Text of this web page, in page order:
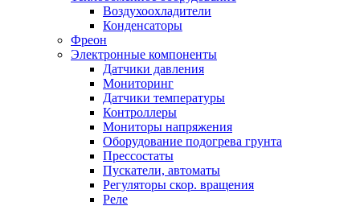
Воздухоохладители
Конденсаторы
Фреон
Электронные компоненты
Датчики давления
Мониторинг
Датчики температуры
Контроллеры
Мониторы напряжения
Оборудование подогрева грунта
Прессостаты
Пускатели, автоматы
Регуляторы скор. вращения
Реле